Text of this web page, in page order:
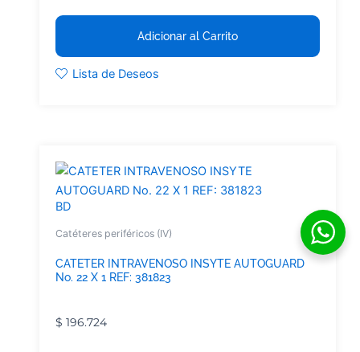
Adicionar al Carrito
Lista de Deseos
BD
Catéteres periféricos (IV)
CATETER INTRAVENOSO INSYTE AUTOGUARD
No. 22 X 1 REF: 381823
$ 196.724